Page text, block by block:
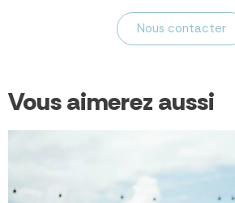
Nous contacter
Vous aimerez aussi